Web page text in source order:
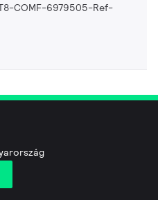
COMF-6979505-Ref-